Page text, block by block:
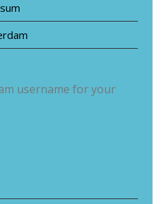
username for your